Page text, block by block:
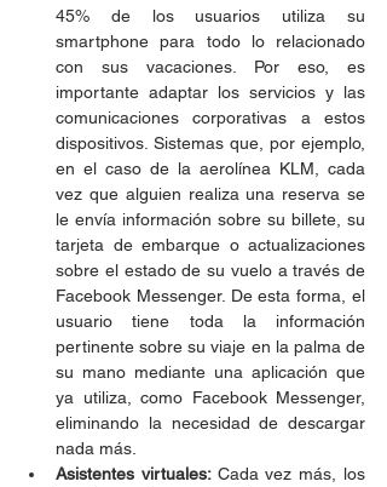
45% de los usuarios utiliza su
smartphone para todo lo relacionado
con sus vacaciones. Por eso, es
importante adaptar los servicios y las
comunicaciones corporativas a estos
dispositivos. Sistemas que, por ejemplo,
en el caso de la aerolínea KLM, cada
vez que alguien realiza una reserva se
le envía información sobre su billete, su
tarjeta de embarque o actualizaciones
sobre el estado de su vuelo a través de
Facebook Messenger. De esta forma, el
usuario tiene toda la información
pertinente sobre su viaje en la palma de
su mano mediante una aplicación que
ya utiliza, como Facebook Messenger,
eliminando la necesidad de descargar
nada más.
Asistentes virtuales: Cada vez más, los